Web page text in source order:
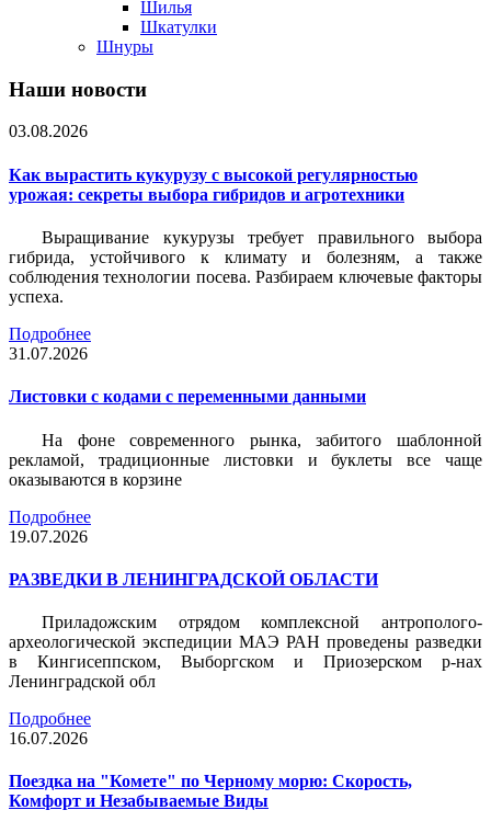
Шилья
Шкатулки
Шнуры
Наши новости
03.08.2026
Как вырастить кукурузу с высокой регулярностью
урожая: секреты выбора гибридов и агротехники
Выращивание кукурузы требует правильного выбора
гибрида, устойчивого к климату и болезням, а также
соблюдения технологии посева. Разбираем ключевые факторы
успеха.
Подробнее
31.07.2026
Листовки c кодами с переменными данными
На фоне современного рынка, забитого шаблонной
рекламой, традиционные листовки и буклеты все чаще
оказываются в корзине
Подробнее
19.07.2026
РАЗВЕДКИ В ЛЕНИНГРАДСКОЙ ОБЛАСТИ
Приладожским отрядом комплексной антрополого-
археологической экспедиции МАЭ РАН проведены разведки
в Кингисеппском, Выборгском и Приозерском р-нах
Ленинградской обл
Подробнее
16.07.2026
Поездка на "Комете" по Черному морю: Скорость,
Комфорт и Незабываемые Виды